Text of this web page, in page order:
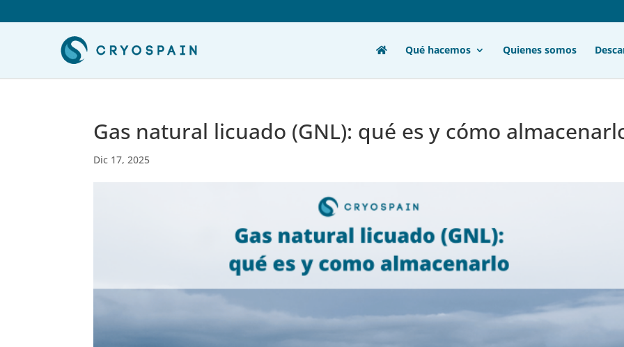
Qué hacemos Quienes somos
Gas natural licuado (GNL): qué es y cómo
Dic 17, 2025